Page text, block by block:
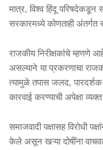
मात्र, विश्व हिंदू परिषदेकडून
सरकारमध्ये कोणताही अंतर्गत
राजकीय निरीक्षकांचे म्हणणे
असल्याने या प्रकरणाचा
त्यामुळे तपास जलद, पारदर्शक
कारवाई करण्याची अपेक्षा
समाजवादी पक्षासह विरोधी
केले असून खऱ्या दोषींना